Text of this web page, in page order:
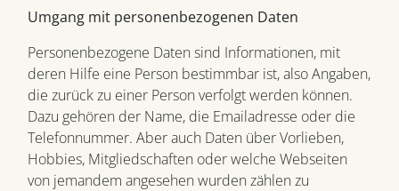
Umgang mit personenbezogenen Daten
Personenbezogene Daten sind Informationen, mit
deren Hilfe eine Person bestimmbar ist, also Angaben,
die zurück zu einer Person verfolgt werden können.
Dazu gehören der Name, die Emailadresse oder die
Telefonnummer. Aber auch Daten über Vorlieben,
Hobbies, Mitgliedschaften oder welche Webseiten
von jemandem angesehen wurden zählen zu